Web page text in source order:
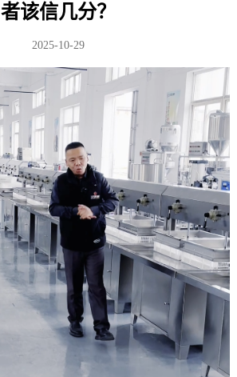
者该信几分？
2025-10-29